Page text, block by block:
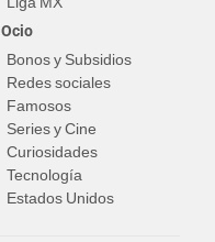
Ocio
Bonos y Subsidios
Redes sociales
Famosos
Series y Cine
Curiosidades
Tecnología
Estados Unidos